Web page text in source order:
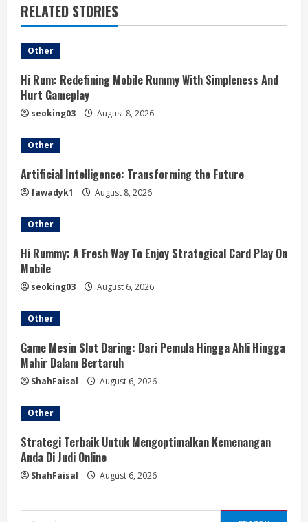
n
u
e
R
e
a
d
i
n
g
RELATED STORIES
Other
Hi Rum: Redefining Mobile Rummy With Simpleness And
Hurt Gameplay
seoking03 August 8, 2026
Other
Artificial Intelligence: Transforming the Future
fawadyk1 August 8, 2026
Other
Hi Rummy: A Fresh Way To Enjoy Strategical Card Play On
Mobile
seoking03 August 6, 2026
Other
Game Mesin Slot Daring: Dari Pemula Hingga Ahli Hingga
Mahir Dalam Bertaruh
ShahFaisal August 6, 2026
Other
Strategi Terbaik Untuk Mengoptimalkan Kemenangan
Anda Di Judi Online
ShahFaisal August 6, 2026
Search